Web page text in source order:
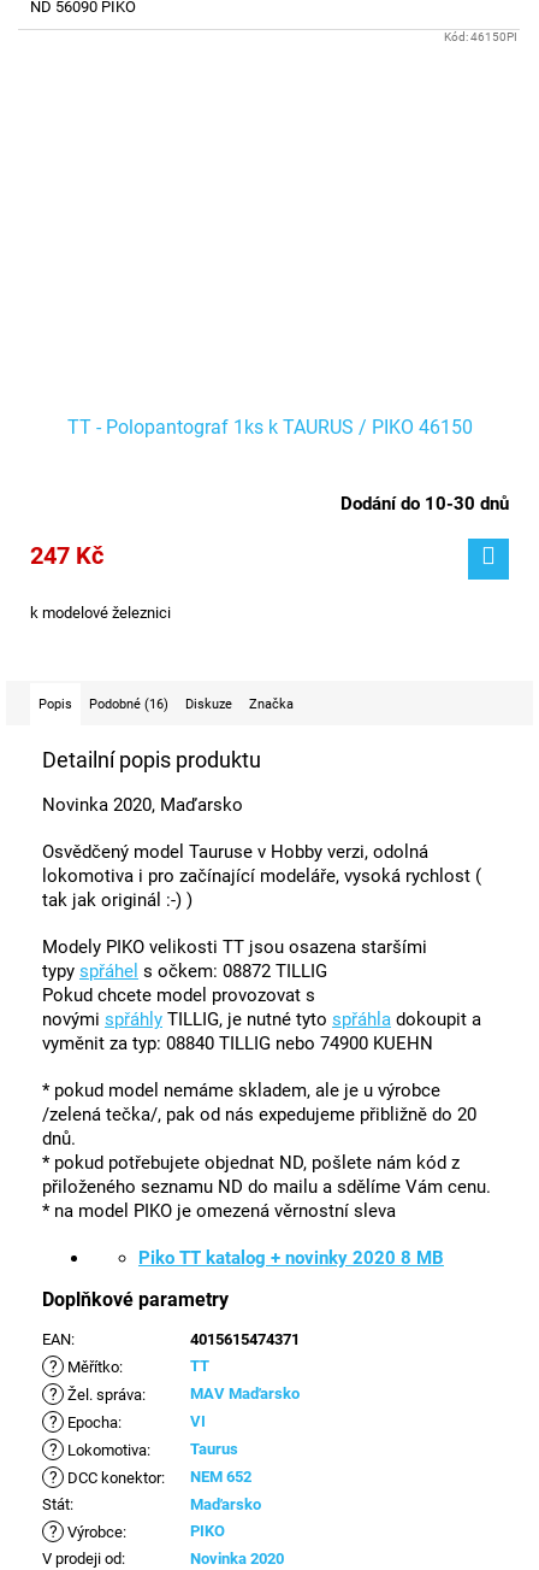
ND 56090 PIKO
TT - Polopantograf 1ks k TAURUS / PIKO 46150
Dodání do 10-30 dnů
247 Kč
k modelové železnici
Kód:46150PI
Popis Podobné (16) Diskuze Značka
Detailní popis produktu
Novinka 2020, Maďarsko
Osvědčený model Tauruse v Hobby verzi, odolná
lokomotiva i pro začínající modeláře, vysoká rychlost (
tak jak originál :-) )
Modely PIKO velikosti TT jsou osazena staršími
typy spřáhel s očkem: 08872 TILLIG
Pokud chcete model provozovat s
novými spřáhly TILLIG, je nutné tyto spřáhla dokoupit a
vyměnit za typ: 08840 TILLIG nebo 74900 KUEHN
* pokud model nemáme skladem, ale je u výrobce
/zelená tečka/, pak od nás expedujeme přibližně do 20
dnů.
* pokud potřebujete objednat ND, pošlete nám kód z
přiloženého seznamu ND do mailu a sdělíme Vám cenu.
* na model PIKO je omezená věrnostní sleva
Piko TT katalog + novinky 2020 8 MB
Doplňkové parametry
EAN: 4015615474371
? Měřítko: TT
? Žel. správa: MAV Maďarsko
? Epocha: VI
? Lokomotiva: Taurus
? DCC konektor:
NEM 652
Stát: Maďarsko
? Výrobce:
PIKO
V prodeji od: Novinka 2020